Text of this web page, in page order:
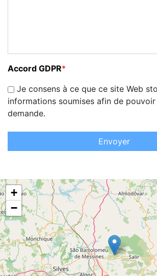
Accord GDPR*
Je consens à ce que ce site Web
informations soumises afin de
demande.
Envoyer
+
−